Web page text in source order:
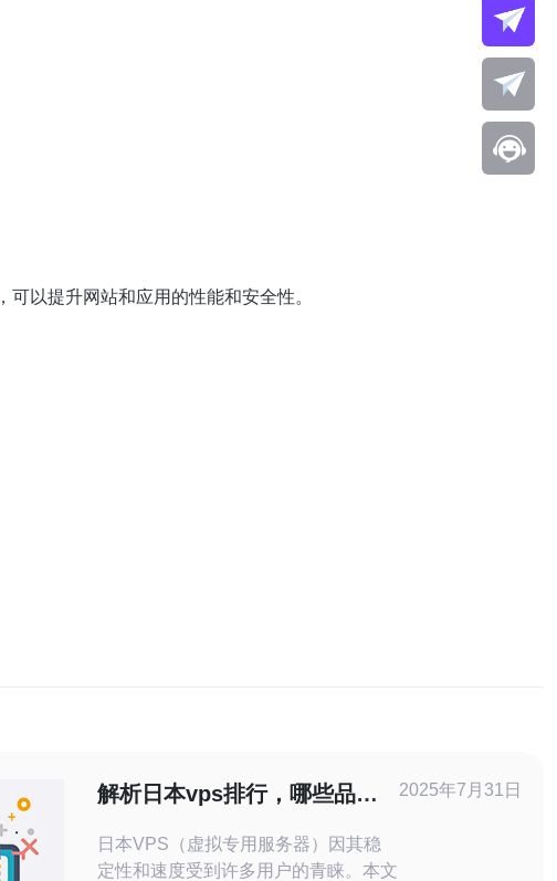
以提升网站和应用的性能和安全性。
解析日本vps排行，哪些品牌
日本VPS（虚拟专用服务器）因其稳
定性和速度受到许多用户的青睐。本文
2025年7月31日